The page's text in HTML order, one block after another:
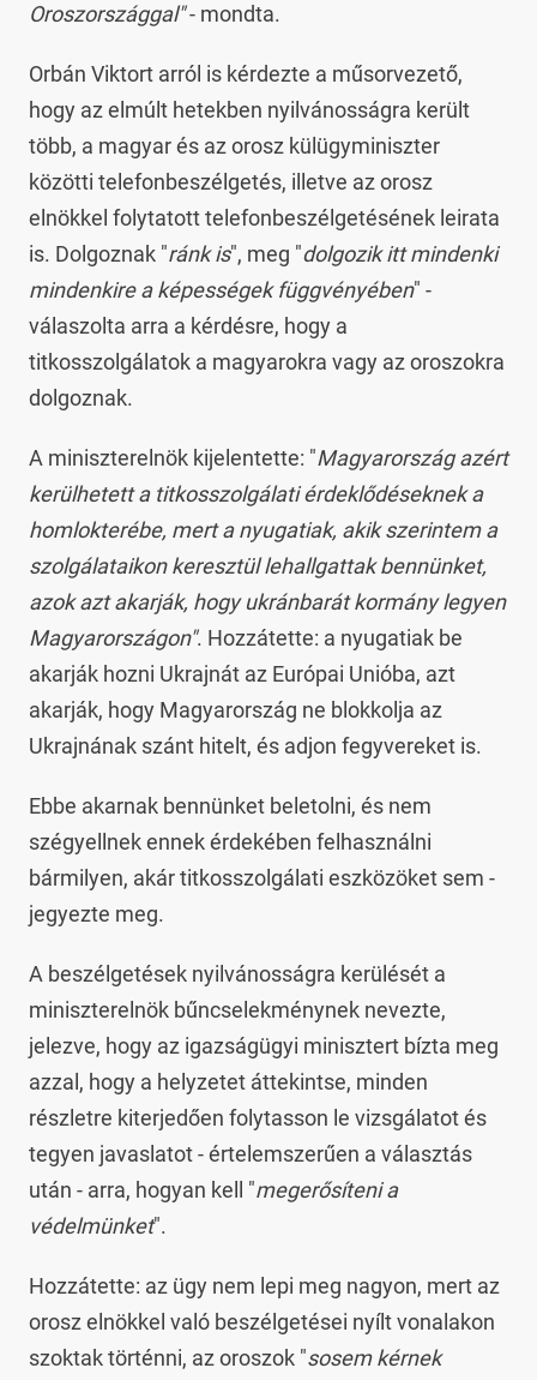
Oroszországgal"- mondta.
Orbán Viktort arról is kérdezte a műsorvezető,
hogy az elmúlt hetekben nyilvánosságra került
több, a magyar és az orosz külügyminiszter
közötti telefonbeszélgetés, illetve az orosz
elnökkel folytatott telefonbeszélgetésének leirata
is. Dolgoznak "ránk is", meg "dolgozik itt mindenki
mindenkire a képességek függvényében" -
válaszolta arra a kérdésre, hogy a
titkosszolgálatok a magyarokra vagy az oroszokra
dolgoznak.
A miniszterelnök kijelentette: "Magyarország azért
kerülhetett a titkosszolgálati érdeklődéseknek a
homlokterébe, mert a nyugatiak, akik szerintem a
szolgálataikon keresztül lehallgattak bennünket,
azok azt akarják, hogy ukránbarát kormány legyen
Magyarországon". Hozzátette: a nyugatiak be
akarják hozni Ukrajnát az Európai Unióba, azt
akarják, hogy Magyarország ne blokkolja az
Ukrajnának szánt hitelt, és adjon fegyvereket is.
Ebbe akarnak bennünket beletolni, és nem
szégyellnek ennek érdekében felhasználni
bármilyen, akár titkosszolgálati eszközöket sem -
jegyezte meg.
A beszélgetések nyilvánosságra kerülését a
miniszterelnök bűncselekménynek nevezte,
jelezve, hogy az igazságügyi minisztert bízta meg
azzal, hogy a helyzetet áttekintse, minden
részletre kiterjedően folytasson le vizsgálatot és
tegyen javaslatot - értelemszerűen a választás
után - arra, hogyan kell "megerősíteni a
védelmünket".
Hozzátette: az ügy nem lepi meg nagyon, mert az
orosz elnökkel való beszélgetései nyílt vonalakon
szoktak történni, az oroszok "sosem kérnek